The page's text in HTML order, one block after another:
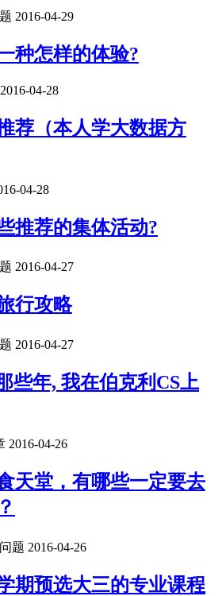
2016-04-29
种怎样的体验?
2016-04-28
荐（本人学大数据方
04-28
推荐的集体活动?
2016-04-27
行攻略
2016-04-27
些年, 我在伯克利CS上
2016-04-26
天堂，有哪些一定要去
题 2016-04-26
期预选大三的专业课程